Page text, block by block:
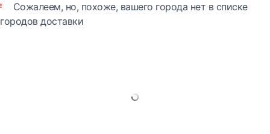
Сожалеем, но, похоже, вашего города нет в списке
городов доставки